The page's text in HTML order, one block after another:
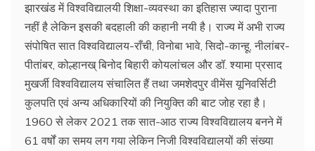
झारखंड में विश्वविद्यालयी शिक्षा-व्यवस्था का इतिहास ज्यादा पुराना
नहीं है लेकिन इसकी बदहाली की कहानी नयी है। राज्य में अभी राज्य
संपोषित सात विश्वविद्यालय-राँची, विनोबा भावे, सिदो-कान्हू, नीलांबर-
पीतांबर, कोल्हानख् बिनोद बिहारी कोयलांचल और डॉ. श्यामा प्रसाद
मुखर्जी विश्वविद्यालय संचालित हैं तथा जमशेदपुर वीमेंस यूनिवर्सिटी
कुलपति एवं अन्य अधिकारियों की नियुक्ति की बाट जोह रहा है।
1960 से लेकर 2021 तक सात-आठ राज्य विश्वविद्यालय बनने में
61 वर्षों का समय लग गया लेकिन निजी विश्वविद्यालयों की संख्या